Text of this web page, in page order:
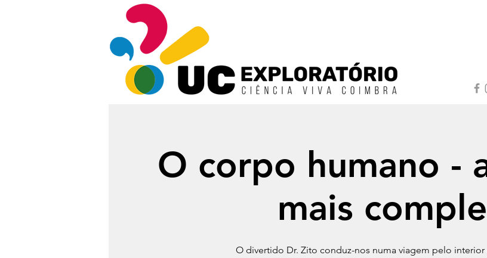
O corpo humano -
mais
O divertido Dr. Zito conduz-nos numa viagem pelo